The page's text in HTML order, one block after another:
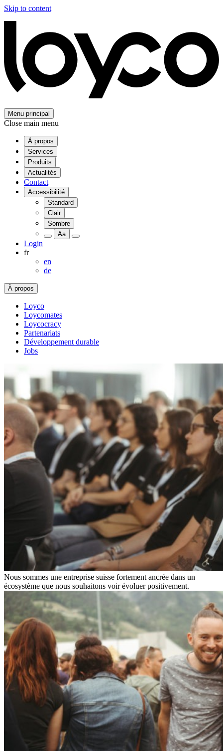
Skip to content
Menu principal
Close main menu
À propos
Services
Produits
Actualités
Contact
Accessibilité
Standard
Clair
Sombre
Aa
Login
fr
en
de
À propos
Loyco
Loycomates
Loycocracy
Partenariats
Développement durable
Jobs
Nous sommes une entreprise suisse fortement ancrée dans un
écosystème que nous souhaitons voir évoluer positivement.